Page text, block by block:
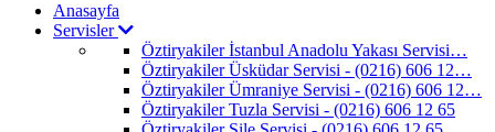
Anasayfa
Servisler
Öztiryakiler İstanbul Anadolu Yakası Servisi…
Öztiryakiler Üsküdar Servisi - (0216) 606 12…
Öztiryakiler Ümraniye Servisi - (0216) 606 12…
Öztiryakiler Tuzla Servisi - (0216) 606 12 65